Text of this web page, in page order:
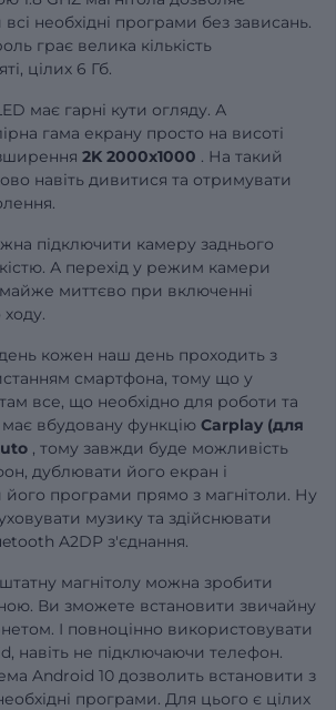
необхідні програми без зависань.
грає велика кількість
цілих 6 Гб.
має гарні кути огляду. А
гама екрану просто на висоті
2K 2000x1000 . На такий
навіть дивитися та отримувати
підключити камеру заднього
А перехід у режим камери
майже миттєво при включенні
кожен наш день проходить з
смартфона, тому що у
все, що необхідно для роботи та
має вбудовану функцію Carplay (для
, тому завжди буде можливість
дублювати його екран і
його програми прямо з магнітоли. Ну
музику та здійснювати
A2DP з'єднання.
магнітолу можна зробити
Ви зможете встановити звичайну
І повноцінно використовувати
навіть не підключаючи телефон.
Android 10 дозволить встановити з
програми. Для цього є цілих